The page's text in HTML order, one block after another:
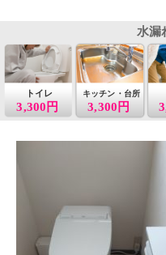
3,300円
トイレ
3,300円
キッチン・台所
水漏